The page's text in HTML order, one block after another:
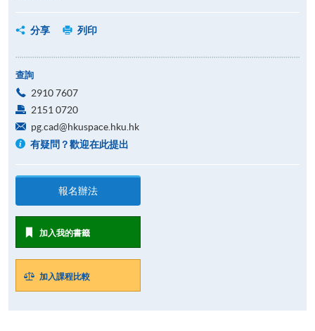
分享 列印
查詢
2910 7607
2151 0720
pg.cad@hkuspace.hku.hk
有疑問？歡迎在此提出
報名辦法
加入我的書籤
加入課程比較